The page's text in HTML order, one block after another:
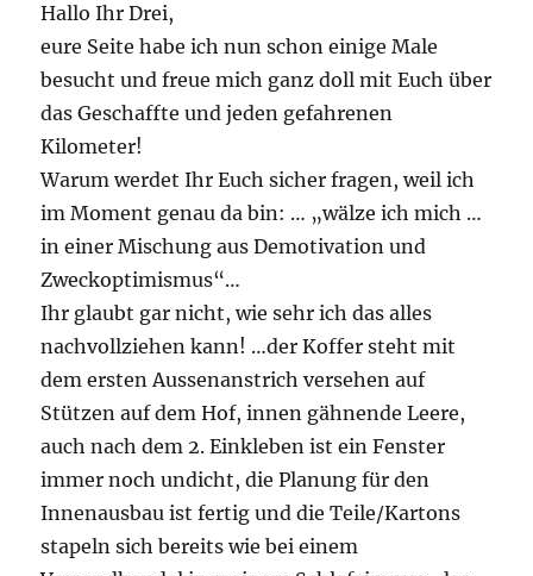
Hallo Ihr Drei,
eure Seite habe ich nun schon einige Male
besucht und freue mich ganz doll mit Euch über
das Geschaffte und jeden gefahrenen
Kilometer!
Warum werdet Ihr Euch sicher fragen, weil ich
im Moment genau da bin: … „wälze ich mich …
in einer Mischung aus Demotivation und
Zweckoptimismus“…
Ihr glaubt gar nicht, wie sehr ich das alles
nachvollziehen kann! …der Koffer steht mit
dem ersten Aussenanstrich versehen auf
Stützen auf dem Hof, innen gähnende Leere,
auch nach dem 2. Einkleben ist ein Fenster
immer noch undicht, die Planung für den
Innenausbau ist fertig und die Teile/Kartons
stapeln sich bereits wie bei einem